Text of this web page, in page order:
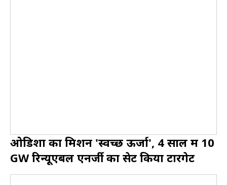
ओडिशा का मिशन 'स्वच्छ ऊर्जा', 4 साल में 10
GW रिन्यूएबल एनर्जी का सेट किया टारगेट